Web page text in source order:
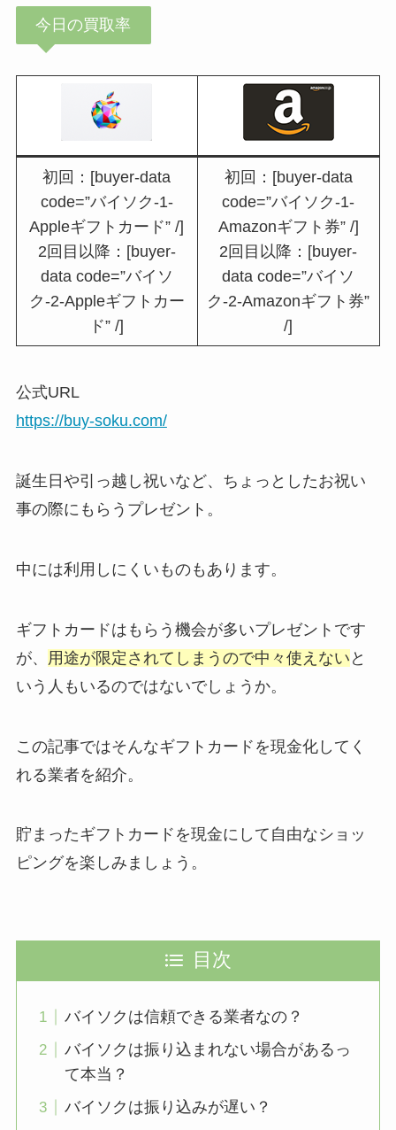
今日の買取率
初回：[buyer-data
code=”バイソク-1-
Appleギフトカード” /]
2回目以降：[buyer-
data code=”バイソ
ク-2-Appleギフトカー
ド” /]
初回：[buyer-data
code=”バイソク-1-
Amazonギフト券” /]
2回目以降：[buyer-
data code=”バイソ
ク-2-Amazonギフト券”
/]
公式URL
https://buy-soku.com/
誕生日や引っ越し祝いなど、ちょっとしたお祝い
事の際にもらうプレゼント。
中には利用しにくいものもあります。
ギフトカードはもらう機会が多いプレゼントです
が、
用途が限定されてしまうので中々使えない と
いう人もいるのではないでしょうか。
この記事ではそんなギフトカードを現金化してく
れる業者を紹介。
貯まったギフトカードを現金にして自由なショッ
ピングを楽しみましょう。
目次
バイソクは信頼できる業者なの？
バイソクは振り込まれない場合があるっ
て本当？
バイソクは振り込みが遅い？